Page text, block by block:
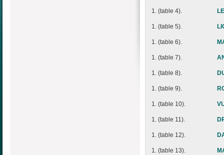
1. (table 4).
1. (table 5).
1. (table 6).
1. (table 7).
1. (table 8).
1. (table 9).
1. (table 10).
1. (table 11).
1. (table 12).
1. (table 13).